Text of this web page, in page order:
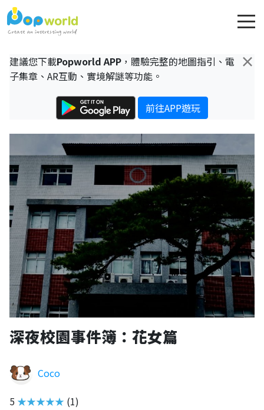
×
建議您下載Popworld APP ，體驗完整的地圖指引、電
子集章、AR互動、實境解謎等功能。
前往APP遊玩
深夜校園事件簿：花女篇
Coco
5 ★★★★★ (1)